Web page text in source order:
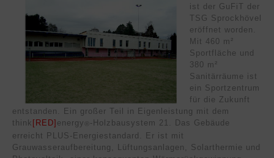
ist der GuFiT der
TSG Sprockhövel
eröffnet worden.
Mit 460 m²
Sportfläche und
380 m²
Sanitärräume ist
ein Sportzentrum
für die Zukunft
entstanden. Ein großer Teil in Eigenleistung mit dem
think [RED] energy ® -Holzbausystem 21. Das Gebäude
erreicht PLUS-Energiestandard. Er ist mit
Grauwasseraufbereitung, Lüftungsanlagen, Solarthermie und